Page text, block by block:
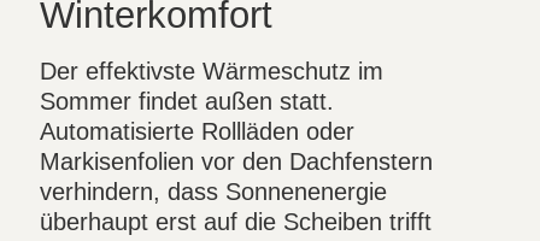
Winterkomfort
Der effektivste Wärmeschutz im
Sommer findet außen statt.
Automatisierte Rollläden oder
Markisenfolien vor den Dachfenstern
verhindern, dass Sonnenenergie
überhaupt erst auf die Scheiben trifft